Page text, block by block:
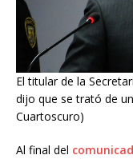
El titular de la
dijo que se trató de
Cuartoscuro)
Al final del